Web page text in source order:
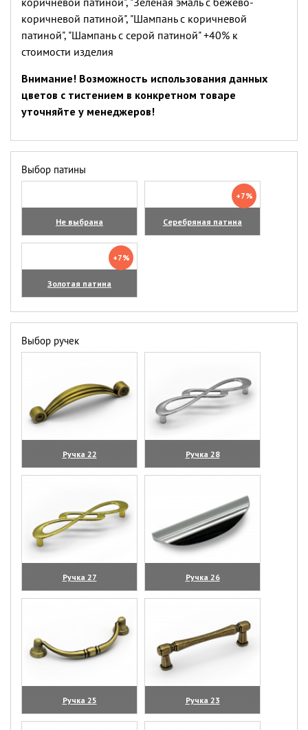
коричневой патиной", "Шампань с коричневой
патиной", "Шампань с серой патиной" +40% к
стоимости изделия
Внимание! Возможность использования данных
цветов с тистением в конкретном товаре
уточняйте у менеджеров!
Выбор патины
Не выбрана Серебряная патина
+7%
Золотая патина
+7%
Выбор ручек
Ручка 22
(увеличить)
Ручка 28
(увеличить)
Ручка 27
(увеличить)
Ручка 26
(увеличить)
Ручка 25
(увеличить)
Ручка 23
(увеличить)